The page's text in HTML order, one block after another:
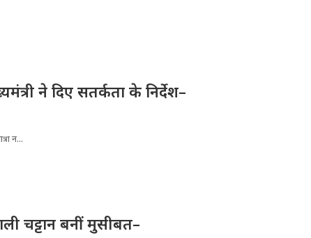
ने दिए सतर्कता के निर्देश–
न...
चट्टान बनीं मुसीबत–